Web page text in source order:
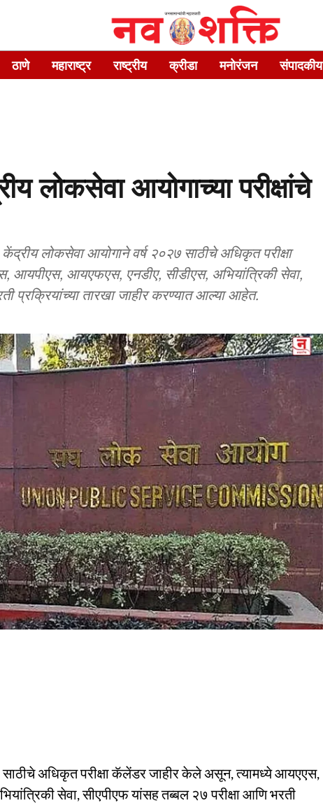
ठाणे महाराष्ट्र राष्ट्रीय क्रीडा मनोरंजन संपादकीय
लोकसेवा आयोगाच्या परीक्षांचे
लोकसेवा आयोगाने वर्ष २०२७ साठीचे अधिकृत परीक्षा
आयएफएस, एनडीए, सीडीएस, अभियांत्रिकी सेवा,
प्रक्रियांच्या तारखा जाहीर करण्यात आल्या आहेत.
अधिकृत परीक्षा कॅलेंडर जाहीर केले असून, त्यामध्ये आयएएस,
सेवा, सीएपीएफ यांसह तब्बल २७ परीक्षा आणि भरती